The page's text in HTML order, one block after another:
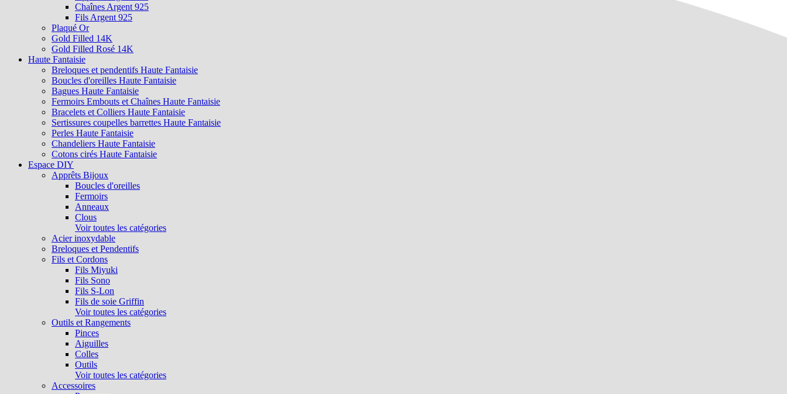
Chaînes Argent 925
Fils Argent 925
Plaqué Or
Gold Filled 14K
Gold Filled Rosé 14K
Haute Fantaisie
Breloques et pendentifs Haute Fantaisie
Boucles d'oreilles Haute Fantaisie
Bagues Haute Fantaisie
Fermoirs Embouts et Chaînes Haute Fantaisie
Bracelets et Colliers Haute Fantaisie
Sertissures coupelles barrettes Haute Fantaisie
Perles Haute Fantaisie
Chandeliers Haute Fantaisie
Cotons cirés Haute Fantaisie
Espace DIY
Apprêts Bijoux
Boucles d'oreilles
Fermoirs
Anneaux
Clous
Voir toutes les catégories
Acier inoxydable
Breloques et Pendentifs
Fils et Cordons
Fils Miyuki
Fils Sono
Fils S-Lon
Fils de soie Griffin
Voir toutes les catégories
Outils et Rangements
Pinces
Aiguilles
Colles
Outils
Voir toutes les catégories
Accessoires